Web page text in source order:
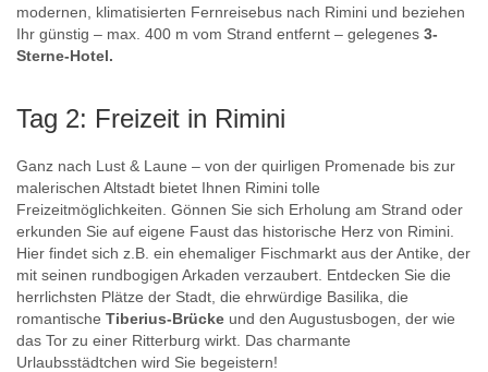
modernen, klimatisierten Fernreisebus nach Rimini und beziehen
Ihr günstig – max. 400 m vom Strand entfernt – gelegenes 3-
Sterne-Hotel.
Tag 2: Freizeit in Rimini
Ganz nach Lust & Laune – von der quirligen Promenade bis zur
malerischen Altstadt bietet Ihnen Rimini tolle
Freizeitmöglichkeiten. Gönnen Sie sich Erholung am Strand oder
erkunden Sie auf eigene Faust das historische Herz von Rimini.
Hier findet sich z.B. ein ehemaliger Fischmarkt aus der Antike, der
mit seinen rundbogigen Arkaden verzaubert. Entdecken Sie die
herrlichsten Plätze der Stadt, die ehrwürdige Basilika, die
romantische Tiberius-Brücke und den Augustusbogen, der wie
das Tor zu einer Ritterburg wirkt. Das charmante
Urlaubsstädtchen wird Sie begeistern!